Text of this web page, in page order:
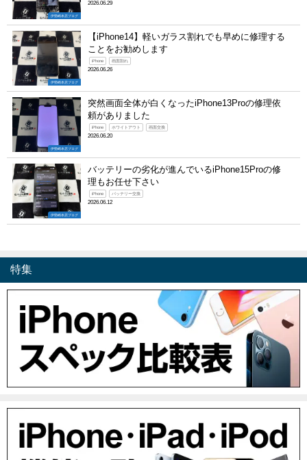
伊勢崎本店ブログ
2026.06.29
伊勢崎本店ブログ
【iPhone14】軽いガラス割れでも早めに修理する
ことをお勧めします
iPhone 画面割れ
2026.06.26
伊勢崎本店ブログ
突然画面全体が白くなったiPhone13Proの修理依
頼がありました
iPhone ホワイトアウト 画面交換
2026.06.20
伊勢崎本店ブログ
バッテリーの劣化が進んでいるiPhone15Proの修
理もお任せ下さい
iPhone バッテリー交換
2026.06.12
特集